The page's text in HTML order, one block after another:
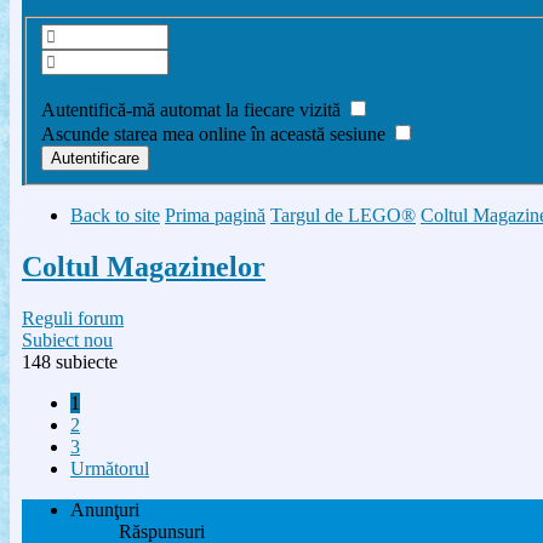
Autentifică-mă automat la fiecare vizită
Ascunde starea mea online în această sesiune
Back to site Prima pagină Targul de LEGO® Coltul
Coltul Magazinelor
Reguli forum
Subiect nou
148 subiecte
1
2
3
Următorul
Anunţuri
Răspunsuri